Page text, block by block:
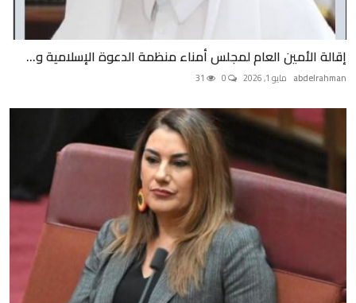
إقالة الأمين العام لمجلس أمناء منظمة الدعوة الإسلامية و...
abdelrahman مايو 1, 2026